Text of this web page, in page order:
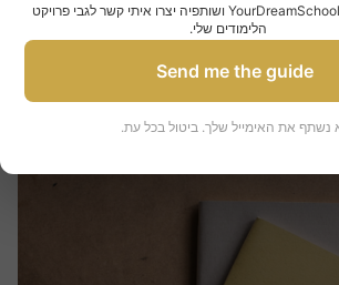
אני מסכים/ה שYourDreamSchool ושותפיה יצרו איתי קשר לגבי פרויקט
הלימודים שלי.
Send me the guide
את האימייל שלך. ביטול בכל עת.